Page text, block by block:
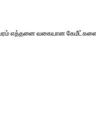
எத்தனை வகையான